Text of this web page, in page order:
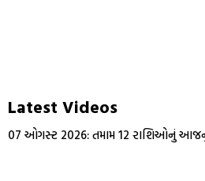
Latest Videos
07 ઓગસ્ટ 2026: તમામ 12 રાશિઓનું